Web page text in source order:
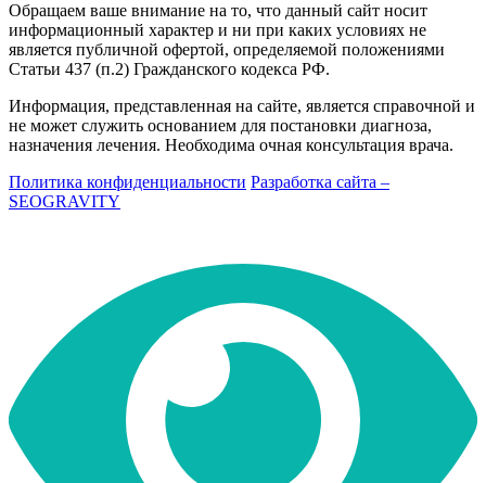
Обращаем ваше внимание на то, что данный сайт носит
информационный характер и ни при каких условиях не
является публичной офертой, определяемой положениями
Статьи 437 (п.2) Гражданского кодекса РФ.
Информация, представленная на сайте, является справочной и
не может служить основанием для постановки диагноза,
назначения лечения. Необходима очная консультация врача.
Политика конфиденциальности Разработка сайта –
SEOGRAVITY